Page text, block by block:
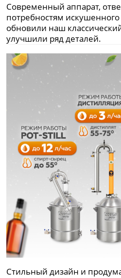
Современный аппарат,
потребностям
обновили наш
улучшили ряд деталей.
Стильный дизайн и